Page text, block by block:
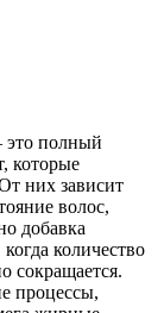
это полный
которые
них зависит
волос,
добавка
количество
сокращается.
процессы,